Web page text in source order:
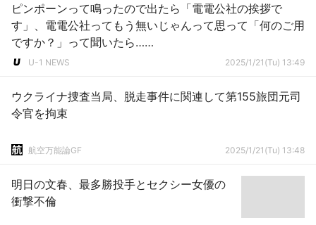
ピンポーンって鳴ったので出たら「電電公社の挨拶で
す」、電電公社ってもう無いじゃんって思って「何のご用
ですか？」って聞いたら……
U-1 NEWS 2025/1/21(Tu) 13:49
ウクライナ捜査当局、脱走事件に関連して第155旅団元司
令官を拘束
航空万能論GF 2025/1/21(Tu) 13:48
明日の文春、最多勝投手とセクシー女優の
衝撃不倫